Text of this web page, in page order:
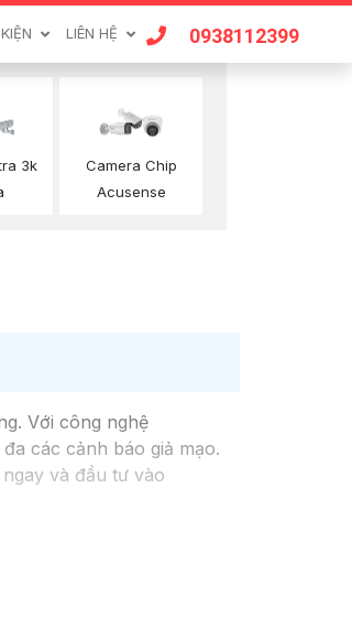
LIÊN HỆ 0938112399
3k
Camera Chip
Acusense
Với công nghệ
các cảnh báo giả mạo.
và đầu tư vào